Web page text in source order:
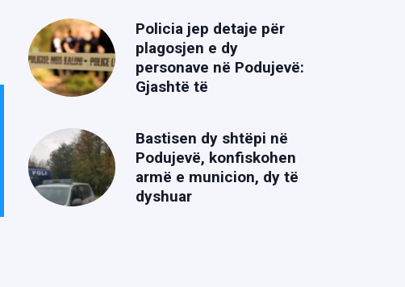
Policia jep detaje për
plagosjen e dy
personave në Podujevë:
Gjashtë të
Bastisen dy shtëpi në
Podujevë, konfiskohen
armë e municion, dy të
dyshuar